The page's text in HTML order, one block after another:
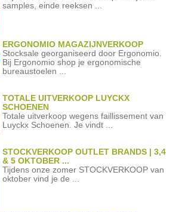
samples, einde reeksen ...
ERGONOMIO MAGAZIJNVERKOOP
Stocksale georganiseerd door Ergonomio.
Bij Ergonomio shop je ergonomische
bureaustoelen ...
TOTALE UITVERKOOP LUYCKX
SCHOENEN
Totale uitverkoop wegens faillissement van
Luyckx Schoenen. Je vindt ...
STOCKVERKOOP OUTLET BRANDS | 3,4
& 5 OKTOBER ...
Tijdens onze zomer STOCKVERKOOP van
oktober vind je de ...